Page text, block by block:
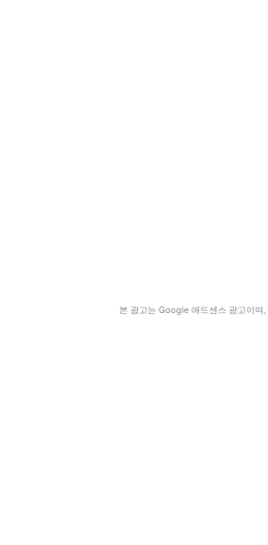
본 광고는 Google 애드센스 광고이며